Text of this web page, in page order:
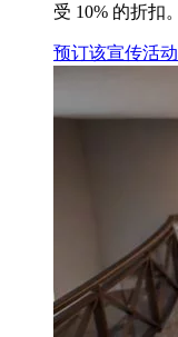
受 10% 的折扣。
预订该宣传活动